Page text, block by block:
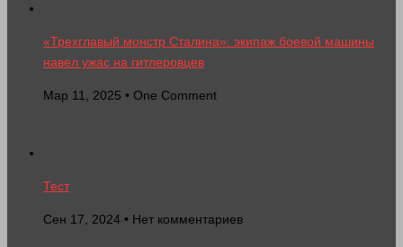
«Трехглавый монстр Сталина»: экипаж боевой машины
навел ужас на гитлеровцев
Мар 11, 2025 • One Comment
Тест
Сен 17, 2024 • Нет комментариев